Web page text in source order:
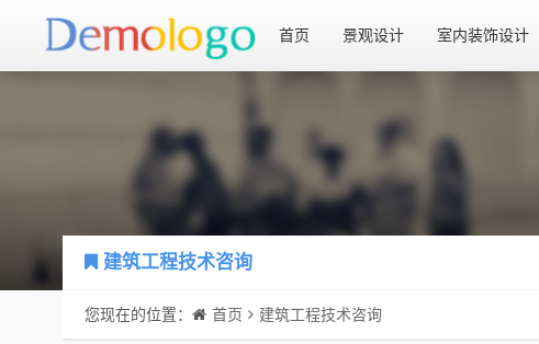
首页 景观设计 室内装饰设计
建筑工程技术咨询
您现在的位置： 首页 建筑工程技术咨询